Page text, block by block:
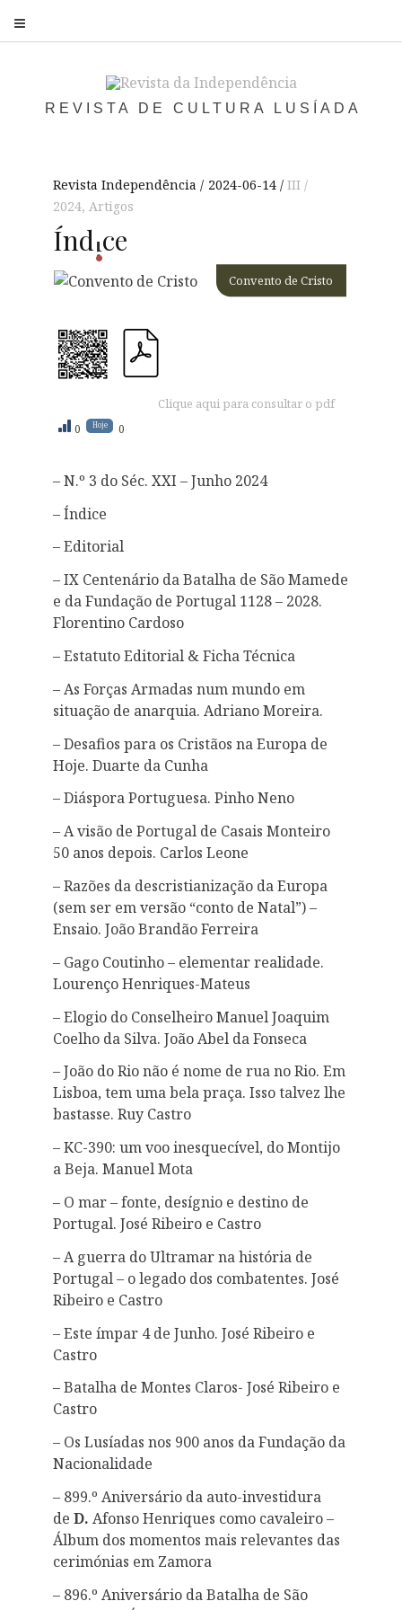
REVISTA DE CULTURA LUSÍADA
Revista Independência 2024-06-14
III /
2024,Artigos
Índice
Convento de Cristo
Clique aqui para consultar o pdf
0 Hoje 0
– N.º 3 do Séc. XXI – Junho 2024
– Índice
– Editorial
– IX Centenário da Batalha de São Mamede
e da Fundação de Portugal 1128 – 2028.
Florentino Cardoso
– Estatuto Editorial & Ficha Técnica
– As Forças Armadas num mundo em
situação de anarquia. Adriano Moreira.
– Desafios para os Cristãos na Europa de
Hoje. Duarte da Cunha
– Diáspora Portuguesa. Pinho Neno
– A visão de Portugal de Casais Monteiro
50 anos depois. Carlos Leone
– Razões da descristianização da Europa
(sem ser em versão “conto de Natal”) –
Ensaio. João Brandão Ferreira
– Gago Coutinho – elementar realidade.
Lourenço Henriques-Mateus
– Elogio do Conselheiro Manuel Joaquim
Coelho da Silva. João Abel da Fonseca
– João do Rio não é nome de rua no Rio. Em
Lisboa, tem uma bela praça. Isso talvez lhe
bastasse. Ruy Castro
– KC-390: um voo inesquecível, do Montijo
a Beja. Manuel Mota
– O mar – fonte, desígnio e destino de
Portugal. José Ribeiro e Castro
– A guerra do Ultramar na história de
Portugal – o legado dos combatentes. José
Ribeiro e Castro
– Este ímpar 4 de Junho. José Ribeiro e
Castro
– Batalha de Montes Claros- José Ribeiro e
Castro
– Os Lusíadas nos 900 anos da Fundação da
Nacionalidade
– 899.º Aniversário da auto-investidura
deD. Afonso Henriques como cavaleiro –
Álbum dos momentos mais relevantes das
cerimónias em Zamora
– 896.º Aniversário da Batalha de São